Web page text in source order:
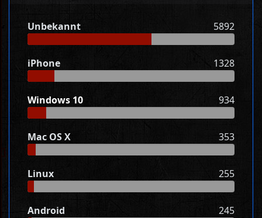
Unbekannt 5892
iPhone 1328
Windows 10 934
Mac OS X 353
Linux 255
Android 245